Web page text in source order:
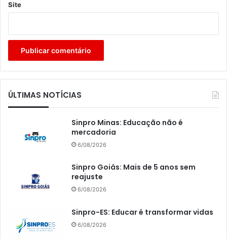
Site
ÚLTIMAS NOTÍCIAS
Sinpro Minas: Educação não é
mercadoria
6/08/2026
Sinpro Goiás: Mais de 5 anos sem
reajuste
6/08/2026
Sinpro-ES: Educar é transformar vidas
6/08/2026